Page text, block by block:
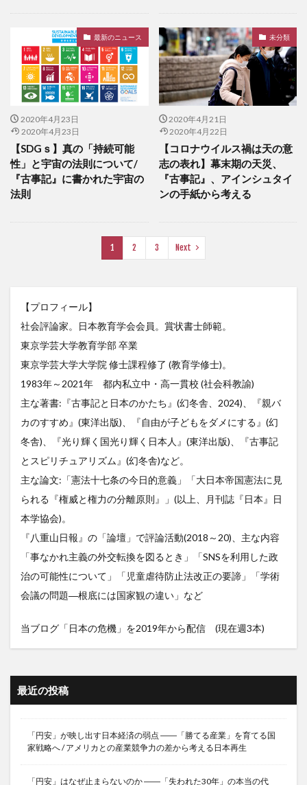
最新のニュース
2020年4月23日
2020年4月23日
【SDGｓ】真の「持続可能
性」と宇宙の法則について/
『古事記』に書かれた宇宙の
法則
未分類
2020年4月21日
2020年4月22日
【コロナウイルス禍は天の意
志の表れ】幕末期の天災、
『古事記』、アインシュタイ
ンの手紙から考える
1 2 3 Next
【プロフィール】
社会評論家。日本教育学会会員。賞状書士師範。
東京学芸大学教育学部 卒業
東京学芸大学大学院 修士課程修了 (教育学修士)。
1983年～2021年 都内私立中・高一貫校 (社会科教諭)
主な著書:『古事記と日本のかたち』(幻冬舎、2024)、『親バ
カのすすめ』(東洋出版)、『自由が子どもをダメにする』(幻
冬舎)、『光り輝く国光り輝く日本人』(東洋出版)、『古事記
とスピリチュアリズム』(幻冬舎)など。
主な論文:「憲法十七条の今日的意義」「大日本帝国憲法に見
られる『権威と権力の分離原則』」(以上、月刊誌『日本』日
本学協会)。
『八重山日報』の「論壇」で評論活動(2018～20)、主な内容
「事なかれ主義の外交転換を図るとき」「SNSを利用した政
治の可能性について」「児童虐待防止法改正の要諦」「学術
会議の問題―根底には国家観の違い」など
当ブログ「日本の危機」を2019年から配信 (現在週3本)
最近の投稿
「円安」が映し出す日本経済の弱点 ――「勝てる産業」を育てる国
家戦略へ / アメリカとの産業競争力の差から考える日本再生
「円安」はなぜ止まらないのか ――「失われた30年」の本当の代